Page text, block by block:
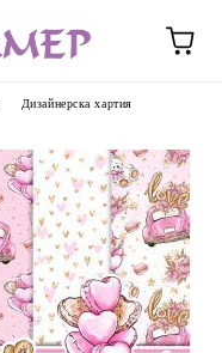
Дизайнерска хартия